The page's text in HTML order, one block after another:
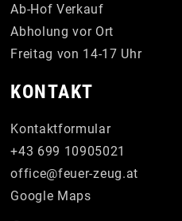
Ab-Hof Verkauf
Abholung vor Ort
Freitag von 14-17 Uhr
KONTAKT
Kontaktformular
+43 699 10905021
office@feuer-zeug.at
Google Maps